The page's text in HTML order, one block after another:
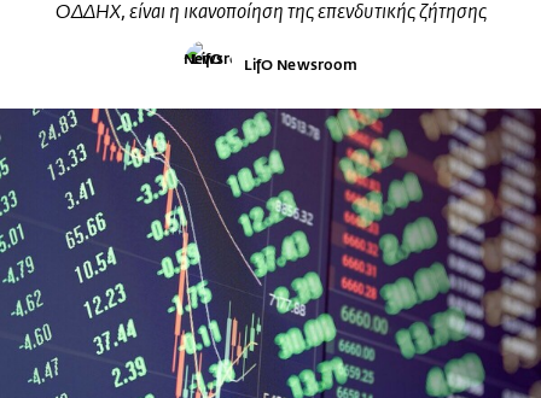
ΟΔΔΗΧ, είναι η ικανοποίηση της επενδυτικής ζήτησης
LifO Newsroom